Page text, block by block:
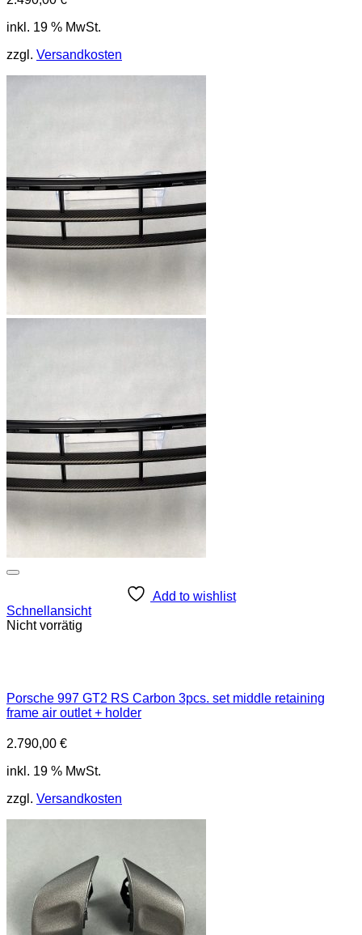
inkl. 19 % MwSt.
zzgl. Versandkosten
Add to wishlist
Schnellansicht
Nicht vorrätig
Porsche 997 GT2 RS Carbon 3pcs. set middle retaining
frame air outlet + holder
2.790,00 €
inkl. 19 % MwSt.
zzgl. Versandkosten